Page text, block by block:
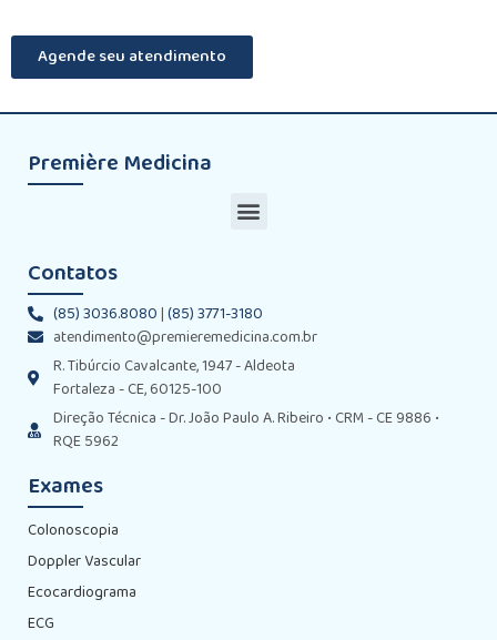
Agende seu atendimento
Première Medicina
Contatos
(85) 3036.8080|(85) 3771-3180
atendimento@premieremedicina.com.br
R. Tibúrcio Cavalcante, 1947 - Aldeota
Fortaleza - CE, 60125-100
Direção Técnica - Dr. João Paulo A. Ribeiro • CRM - CE 9886 •
RQE 5962
Exames
Colonoscopia
Doppler Vascular
Ecocardiograma
ECG